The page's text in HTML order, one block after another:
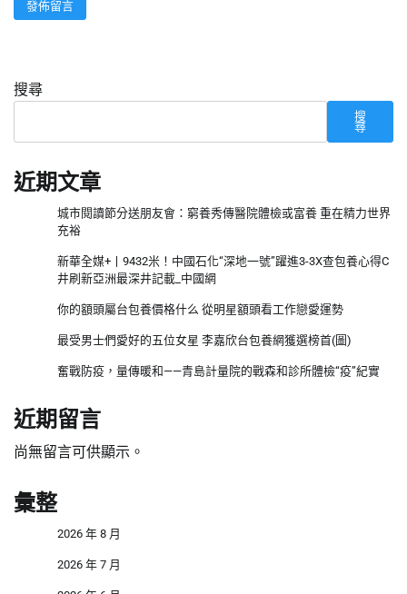
搜尋
搜
尋
近期文章
城市閱讀節分送朋友會：窮養秀傳醫院體檢或富養 重在精力世界
充裕
新華全媒+丨9432米！中國石化“深地一號”躍進3-3X查包養心得C
井刷新亞洲最深井記載_中國網
你的額頭屬台包養價格什么 從明星額頭看工作戀愛運勢
最受男士們愛好的五位女星 李嘉欣台包養網獲選榜首(圖)
奮戰防疫，量傳暖和——青島計量院的戰森和診所體檢“疫”紀實
近期留言
尚無留言可供顯示。
彙整
2026 年 8 月
2026 年 7 月